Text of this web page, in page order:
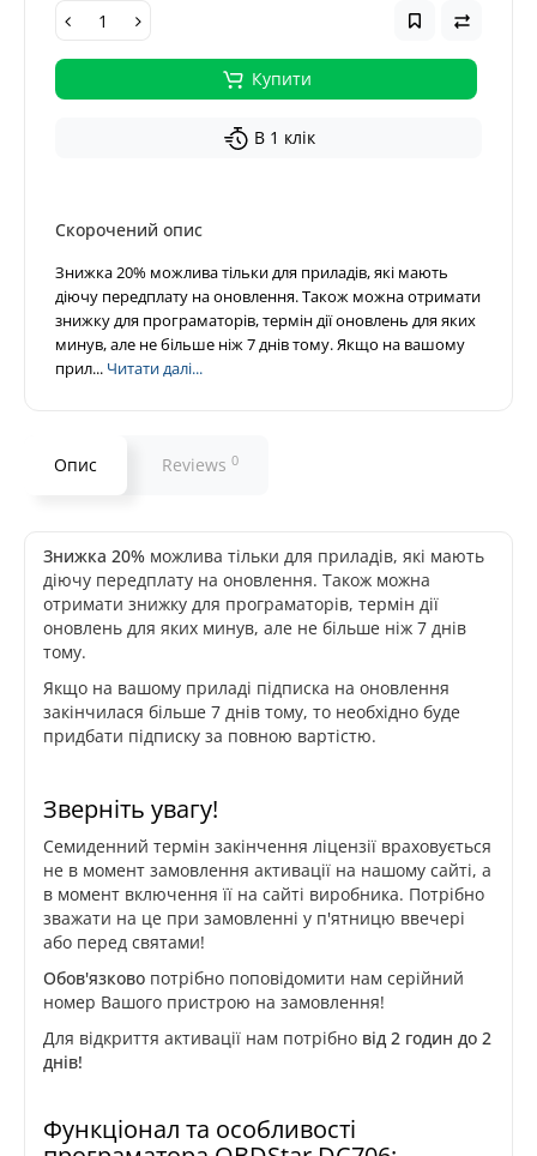
Купити
В 1 клік
Скорочений опис
Знижка 20% можлива тільки для приладів, які мають
діючу передплату на оновлення. Також можна отримати
знижку для програматорів, термін дії оновлень для яких
минув, але не більше ніж 7 днів тому. Якщо на вашому
прил... Читати далі...
Опис Reviews 0
Знижка 20% можлива тільки для приладів, які мають
діючу передплату на оновлення. Також можна
отримати знижку для програматорів, термін дії
оновлень для яких минув, але не більше ніж 7 днів
тому.
Якщо на вашому приладі підписка на оновлення
закінчилася більше 7 днів тому, то необхідно буде
придбати підписку за повною вартістю.
Зверніть увагу!
Семиденний термін закінчення ліцензії враховується
не в момент замовлення активації на нашому сайті, а
в момент включення її на сайті виробника. Потрібно
зважати на це при замовленні у п'ятницю ввечері
або перед святами!
Обов'язково потрібно поповідомити нам серійний
номер Вашого пристрою на замовлення!
Для відкриття активації нам потрібно від 2 годин до 2
днів!
Функціонал та особливості